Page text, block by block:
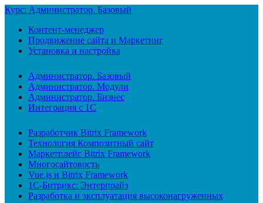
Курс: Администратор. Базовый
Контент-менеджер
Продвижение сайта и Маркетинг
Установка и настройка
Администратор. Базовый
Администратор. Модули
Администратор. Бизнес
Интеграция с 1С
Разработчик Bitrix Framework
Технология Композитный сайт
Маркетплейс Bitrix Framework
Многосайтовость
Vue.js и Bitrix Framework
1С-Битрикс: Энтерпрайз
Разработка и эксплуатация высоконагруженных